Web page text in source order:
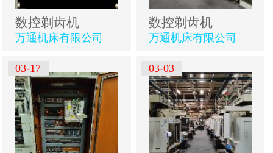
数控剃齿机
万通机床有限公司
数控剃齿机
万通机床有限公司
03-17 03-03